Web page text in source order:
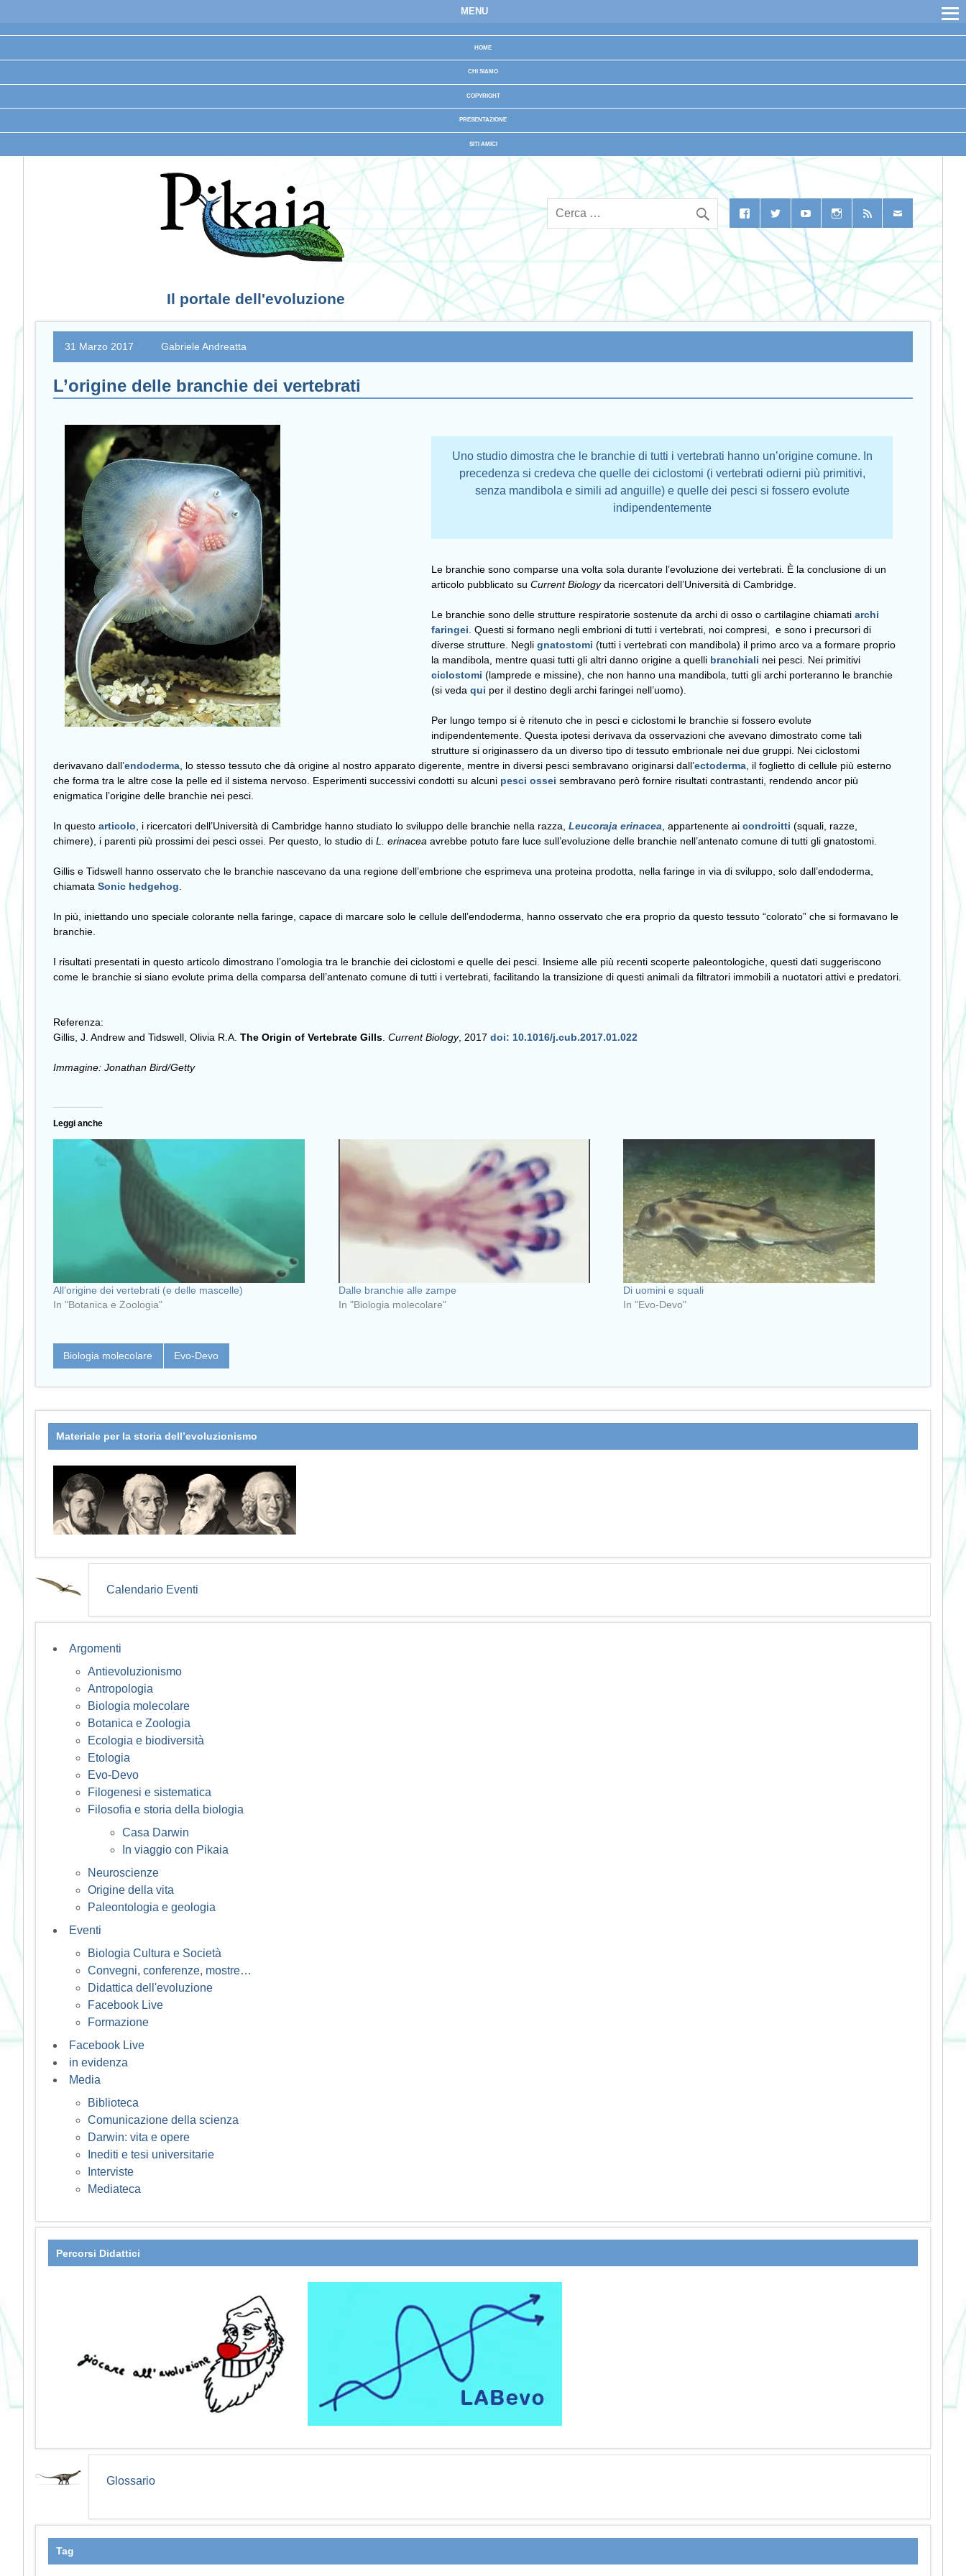
MENU
HOME
CHI SIAMO
COPYRIGHT
PRESENTAZIONE
SITI AMICI
Il portale dell'evoluzione
31 Marzo 2017 Gabriele Andreatta
L’origine delle branchie dei vertebrati
Uno studio dimostra che le branchie di tutti i vertebrati hanno un’origine comune. In
precedenza si credeva che quelle dei ciclostomi (i vertebrati odierni più primitivi,
senza mandibola e simili ad anguille) e quelle dei pesci si fossero evolute
indipendentemente
Le branchie sono comparse una volta sola durante l’evoluzione dei vertebrati. È la conclusione di un
articolo pubblicato suCurrent Biologyda ricercatori dell’Università di Cambridge.
Le branchie sono delle strutture respiratorie sostenute da archi di osso o cartilagine chiamatiarchi
faringei . Questi si formano negli embrioni di tutti i vertebrati, noi compresi, e sono i precursori di
diverse strutture. Neglignatostomi (tutti i vertebrati con mandibola) il primo arco va a formare proprio
la mandibola, mentre quasi tutti gli altri danno origine a quelli branchiali nei pesci. Nei primitivi
ciclostomi (lamprede e missine), che non hanno una mandibola, tutti gli archi porteranno le branchie
(si vedaqui per il destino degli archi faringei nell’uomo).
Per lungo tempo si è ritenuto che in pesci e ciclostomi le branchie si fossero evolute
indipendentemente. Questa ipotesi derivava da osservazioni che avevano dimostrato come tali
strutture si originassero da un diverso tipo di tessuto embrionale nei due gruppi. Nei ciclostomi
derivavano dall’endoderma , lo stesso tessuto che dà origine al nostro apparato digerente, mentre in diversi pesci sembravano originarsi dall’ectoderma , il foglietto di cellule più esterno
che forma tra le altre cose la pelle ed il sistema nervoso. Esperimenti successivi condotti su alcuni pesci ossei sembravano però fornire risultati contrastanti, rendendo ancor più
enigmatica l’origine delle branchie nei pesci.
In questo articolo , i ricercatori dell’Università di Cambridge hanno studiato lo sviluppo delle branchie nella razza, Leucoraja erinacea , appartenente ai condroitti (squali, razze,
chimere), i parenti più prossimi dei pesci ossei. Per questo, lo studio di L. erinacea avrebbe potuto fare luce sull’evoluzione delle branchie nell’antenato comune di tutti gli gnatostomi.
Gillis e Tidswell hanno osservato che le branchie nascevano da una regione dell’embrione che esprimeva una proteina prodotta, nella faringe in via di sviluppo, solo dall’endoderma,
chiamata Sonic hedgehog
In più, iniettando uno speciale colorante nella faringe, capace di marcare solo le cellule dell’endoderma, hanno osservato che era proprio da questo tessuto “colorato” che si formavano le
branchie.
I risultati presentati in questo articolo dimostrano l’omologia tra le branchie dei ciclostomi e quelle dei pesci. Insieme alle più recenti scoperte paleontologiche, questi dati suggeriscono
come le branchie si siano evolute prima della comparsa dell’antenato comune di tutti i vertebrati, facilitando la transizione di questi animali da filtratori immobili a nuotatori attivi e predatori.
Referenza:
Gillis, J. Andrew and Tidswell, Olivia R.A. The Origin of Vertebrate Gills Current Biology, 2017 doi: 10.1016/j.cub.2017.01.022
Immagine: Jonathan Bird/Getty
Leggi anche
All’origine dei vertebrati (e delle mascelle)
In "Botanica e Zoologia"
Dalle branchie alle zampe
In "Biologia molecolare"
Di uomini e squali
In "Evo-Devo"
Biologia molecolare Evo-Devo
Materiale per la storia dell’evoluzionismo
Calendario Eventi
Argomenti
Antievoluzionismo
Antropologia
Biologia molecolare
Botanica e Zoologia
Ecologia e biodiversità
Etologia
Evo-Devo
Filogenesi e sistematica
Filosofia e storia della biologia
Casa Darwin
In viaggio con Pikaia
Neuroscienze
Origine della vita
Paleontologia e geologia
Eventi
Biologia Cultura e Società
Convegni, conferenze, mostre…
Didattica dell'evoluzione
Facebook Live
Formazione
Facebook Live
in evidenza
Media
Biblioteca
Comunicazione della scienza
Darwin: vita e opere
Inediti e tesi universitarie
Interviste
Mediateca
Percorsi Didattici
Glossario
Tag